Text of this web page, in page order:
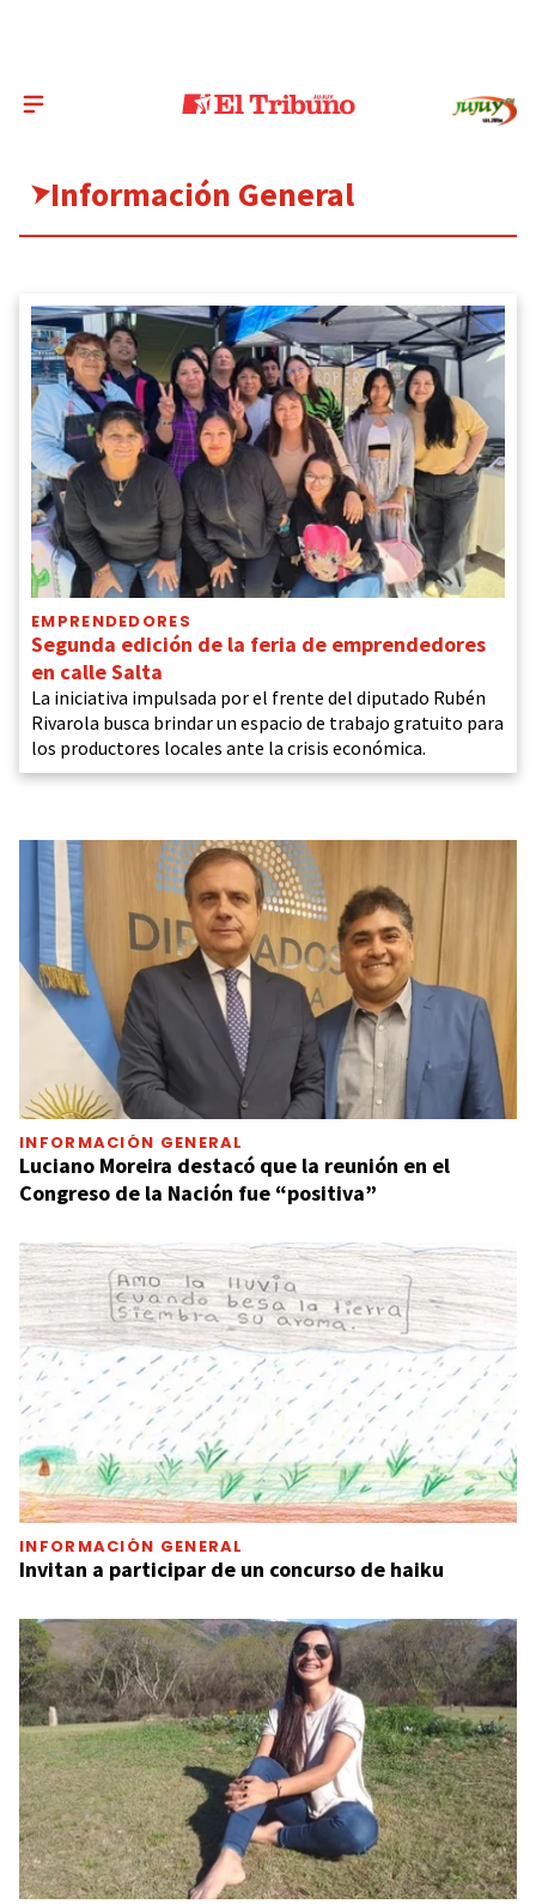
Información General
EMPRENDEDORES
Segunda edición de la feria de emprendedores
en calle Salta
La iniciativa impulsada por el frente del diputado Rubén
Rivarola busca brindar un espacio de trabajo gratuito para
los productores locales ante la crisis económica.
INFORMACIÓN GENERAL
Luciano Moreira destacó que la reunión en el
Congreso de la Nación fue “positiva”
INFORMACIÓN GENERAL
Invitan a participar de un concurso de haiku